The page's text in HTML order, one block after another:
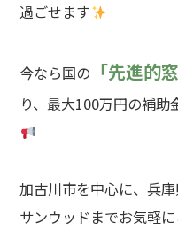
過ごせます
今なら国の 「先進的
り、最大100万円の補
加古川市を中心に、兵
サンウッドまでお気軽